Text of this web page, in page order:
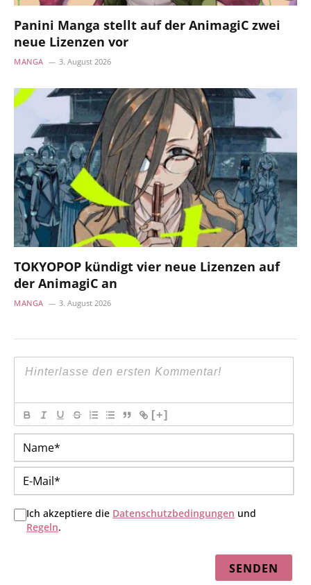
Panini Manga stellt auf der AnimagiC zwei
neue Lizenzen vor
MANGA 3. August 2026
TOKYOPOP kündigt vier neue Lizenzen auf
der AnimagiC an
MANGA 3. August 2026
[+]
Ich akzeptiere die Datenschutzbedingungen und
Regeln.